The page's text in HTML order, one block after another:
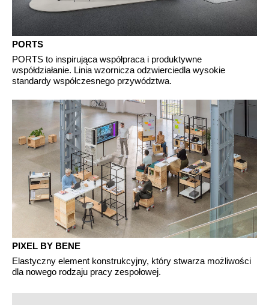
PORTS
PORTS to inspirująca współpraca i produktywne
współdziałanie. Linia wzornicza odzwierciedla wysokie
standardy współczesnego przywództwa.
PIXEL BY BENE
Elastyczny element konstrukcyjny, który stwarza możliwości
dla nowego rodzaju pracy zespołowej.